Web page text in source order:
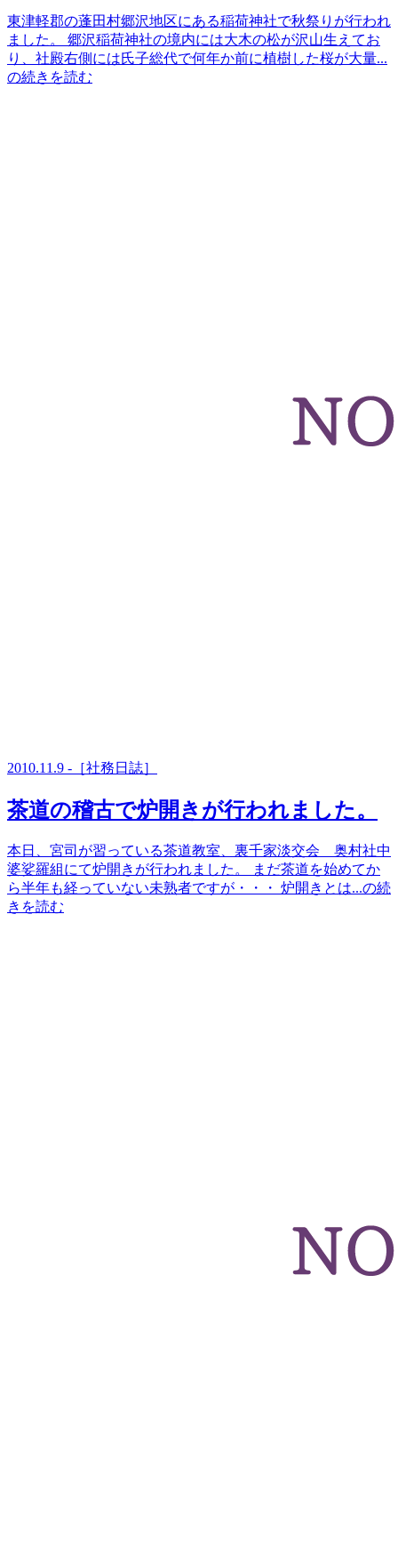
東津軽郡の蓬田村郷沢地区にある稲荷神社で秋祭りが行われ
ました。 郷沢稲荷神社の境内には大木の松が沢山生えてお
り、社殿右側には氏子総代で何年か前に植樹した桜が大量...
の続きを読む
2010.11.9 -［社務日誌］
茶道の稽古で炉開きが行われました。
本日、宮司が習っている茶道教室、裏千家淡交会 奥村社中
婆娑羅組にて炉開きが行われました。 まだ茶道を始めてか
ら半年も経っていない未熟者ですが・・・ 炉開きとは...の続
きを読む